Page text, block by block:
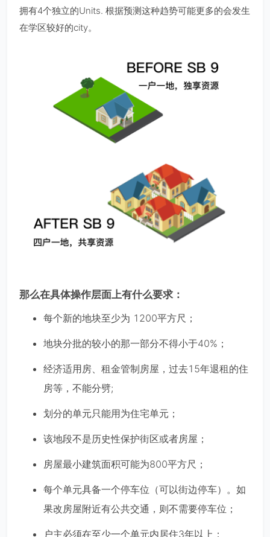
拥有4个独立的Units. 根据预测这种趋势可能更多的会发生
在学区较好的city。
那么在具体操作层面上有什么要求：
每个新的地块至少为 1200平方尺；
地块分批的较小的那一部分不得小于40%；
经济适用房、租金管制房屋，过去15年退租的住
房等，不能分劈;
划分的单元只能用为住宅单元；
该地段不是历史性保护街区或者房屋；
房屋最小建筑面积可能为800平方尺；
每个单元具备一个停车位（可以街边停车）。如
果改房屋附近有公共交通，则不需要停车位；
户主必须在至少一个单元内居住3年以上；